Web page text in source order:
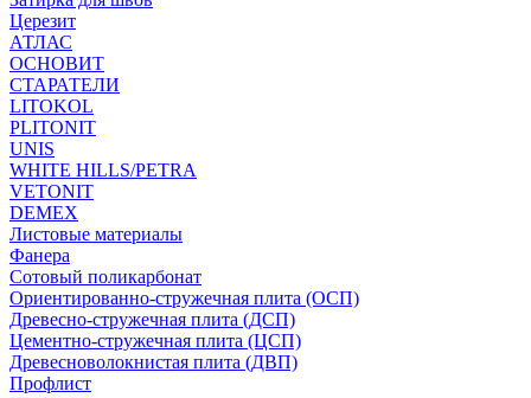
Церезит
АТЛАС
ОСНОВИТ
СТАРАТЕЛИ
LITOKOL
PLITONIT
UNIS
WHITE HILLS/PETRA
VETONIT
DEMEX
Листовые материалы
Фанера
Сотовый поликарбонат
Ориентированно-стружечная плита (ОСП)
Древесно-стружечная плита (ДСП)
Цементно-стружечная плита (ЦСП)
Древесноволокнистая плита (ДВП)
Профлист